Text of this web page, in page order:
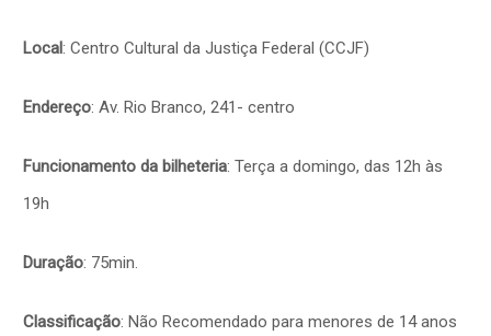
Local: Centro Cultural da Justiça Federal (CCJF)
Endereço: Av. Rio Branco, 241- centro
Funcionamento da bilheteria: Terça a domingo, das 12h às
19h
Duração: 75min.
Classificação: Não Recomendado para menores de 14 anos